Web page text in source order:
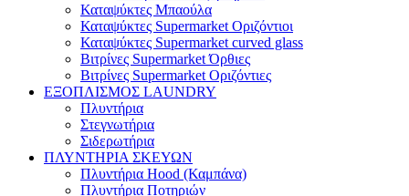
Καταψύκτες Μπαούλα
Καταψύκτες Supermarket Οριζόντιοι
Καταψύκτες Supermarket curved glass
Βιτρίνες Supermarket Όρθιες
Βιτρίνες Supermarket Οριζόντιες
ΕΞΟΠΛΙΣΜΟΣ LAUNDRY
Πλυντήρια
Στεγνωτήρια
Σιδερωτήρια
ΠΛΥΝΤΗΡΙΑ ΣΚΕΥΩΝ
Πλυντήρια Hood (Καμπάνα)
Πλυντήρια Ποτηριών